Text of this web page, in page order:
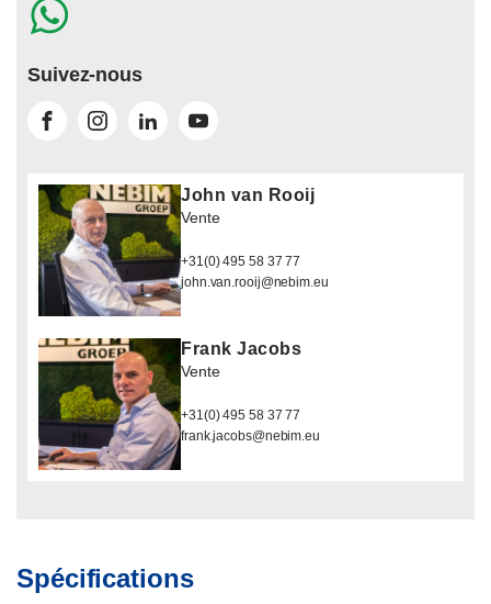
Suivez-nous
John van Rooij
Vente
+31(0) 495 58 37 77
john.van.rooij@nebim.eu
Frank Jacobs
Vente
+31(0) 495 58 37 77
frank.jacobs@nebim.eu
Spécifications